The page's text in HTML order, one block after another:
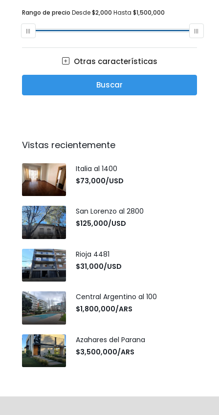
Rango de precio Desde$2,000 Hasta $1,500,000
Otras características
Buscar
Vistas recientemente
Italia al 1400
$73,000/USD
San Lorenzo al 2800
$125,000/USD
Rioja 4481
$31,000/USD
Central Argentino al 100
$1,800,000/ARS
Azahares del Parana
$3,500,000/ARS